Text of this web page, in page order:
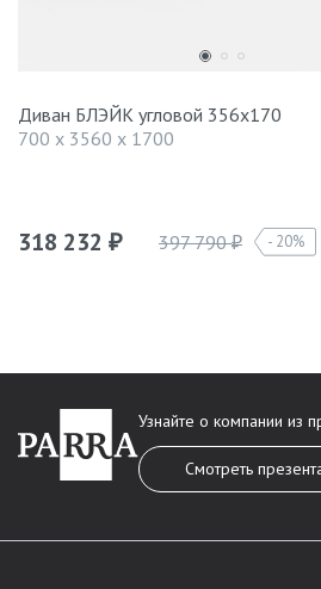
Диван БЛЭЙК угловой 356х170
700 x 3560 x 1700
318 232 ₽ 397 790₽ 20%
Узнайте о компании из
Смотреть